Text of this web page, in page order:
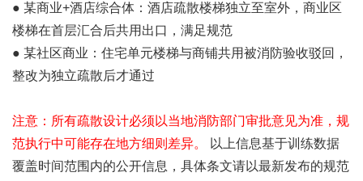
● 某商业+酒店综合体：酒店疏散楼梯独立至室外，商业区
楼梯在首层汇合后共用出口，满足规范
● 某社区商业：住宅单元楼梯与商铺共用被消防验收驳回，
整改为独立疏散后才通过
注意：所有疏散设计必须以当地消防部门审批意见为准，规
范执行中可能存在地方细则差异。
以上信息基于训练数据
覆盖时间范围内的公开信息，具体条文请以最新发布的规范